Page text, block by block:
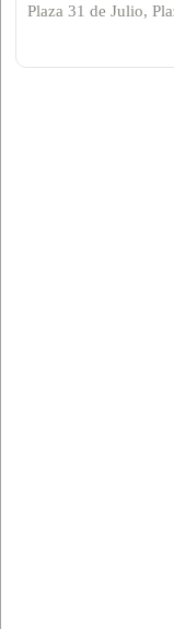
Plaza 31 de Julio,